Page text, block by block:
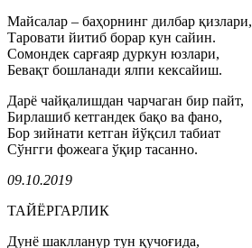
Майсалар – баҳорнинг дилбар қизлари,
Таровати йитиб борар кун сайин.
Сомондек сарғаяр дуркун юзлари,
Бевақт бошланади ялпи кексайиш.
Дарё чайқалишдан чарчаган бир пайт,
Бирлашиб кетгандек бақо ва фано,
Бор зийнати кетган йўқсил табиат
Сўнгги фожеага ўқир тасанно.
09.10.2019
ТАЙЁРГАРЛИК
Дунё шаклланур тун қучоғида,